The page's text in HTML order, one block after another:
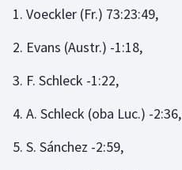
1. Voeckler (Fr.) 73:23:49,
2. Evans (Austr.) -1:18,
3. F. Schleck -1:22,
4. A. Schleck (oba Luc.) -2:36,
5. S. Sánchez -2:59,